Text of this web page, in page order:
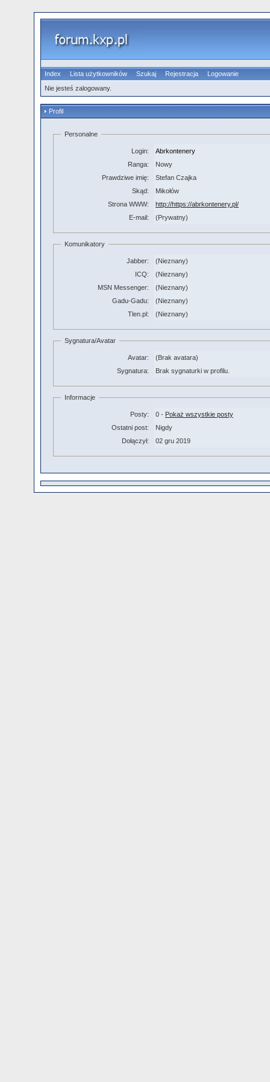
Index Lista użytkowników Szukaj Rejestracja
Logowanie
Nie jesteś zalogowany.
Profil
Personalne
Login:
Abrkontenery
Ranga:
Nowy
Prawdziwe imię:
Stefan Czajka
Skąd:
Mikołów
Strona WWW:
http://https://abrkontenery.pl/
E-mail:
(Prywatny)
Komunikatory
Jabber:
(Nieznany)
ICQ:
(Nieznany)
MSN Messenger:
(Nieznany)
Gadu-Gadu:
(Nieznany)
Tlen.pl:
(Nieznany)
Sygnatura/Avatar
Avatar:
(Brak avatara)
Sygnatura:
Brak sygnaturki w profilu.
Informacje
Posty: 0 - Pokaż wszystkie posty
Ostatni post:
Nigdy
Dołączył:
02 gru 2019